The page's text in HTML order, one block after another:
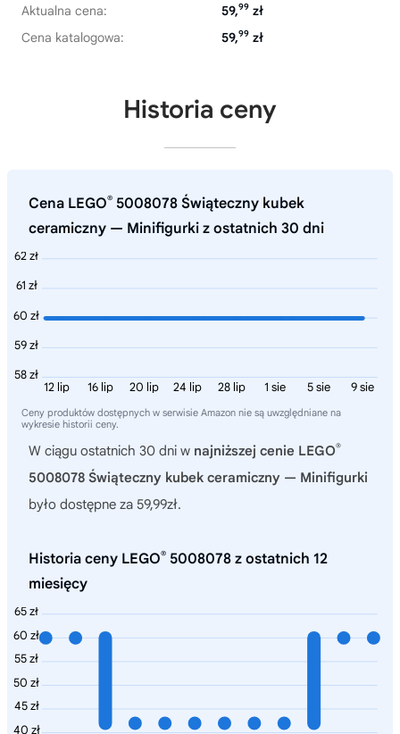
Aktualna cena:
59,99 zł
Cena katalogowa:
59,99 zł
Historia ceny
Cena LEGO® 5008078 Świąteczny kubek
ceramiczny — Minifigurki z ostatnich 30 dni
62 zł
61 zł
60 zł
59 zł
58 zł
9 sie
5 sie
1 sie
28 lip
24 lip
20 lip
16 lip
12 lip
Ceny produktów dostępnych w serwisie Amazon nie są uwzględniane na
wykresie historii ceny.
W ciągu ostatnich 30 dni w najniższej cenie LEGO®
5008078 Świąteczny kubek ceramiczny — Minifigurki
było dostępne za 59,99zł.
Historia ceny LEGO® 5008078 z ostatnich 12
miesięcy
65 zł
60 zł
55 zł
50 zł
45 zł
40 zł